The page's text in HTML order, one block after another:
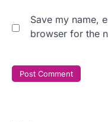
Save my name,
browser for the